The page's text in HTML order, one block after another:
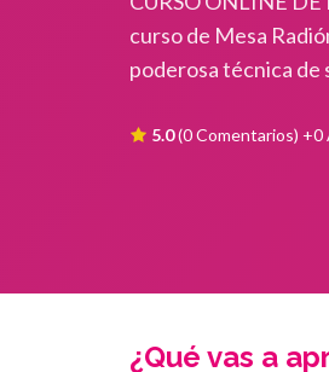
curso de Mesa
poderosa técnica de
5.0(0 Comentarios) +0
¿Qué vas a